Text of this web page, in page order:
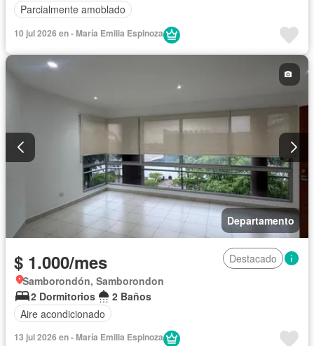
Parcialmente amoblado
10 jul 2026 en - María Emilia Espinoza
Departamento
$ 1.000/mes
Destacado
Samborondón, Samborondon
2 Dormitorios
2 Baños
Aire acondicionado
13 jul 2026 en - María Emilia Espinoza